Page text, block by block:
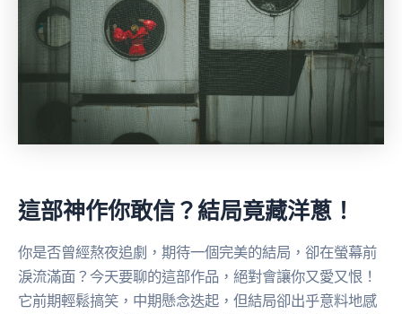
這部神作你敢信？結局竟藏洋蔥！
你是否曾經熬夜追劇，期待一個完美的結局，卻在螢幕前
淚流滿面？今天要聊的這部作品，絕對會讓你又愛又恨！
它前期輕鬆搞笑，中期懸念迭起，但結局卻出乎意料地感